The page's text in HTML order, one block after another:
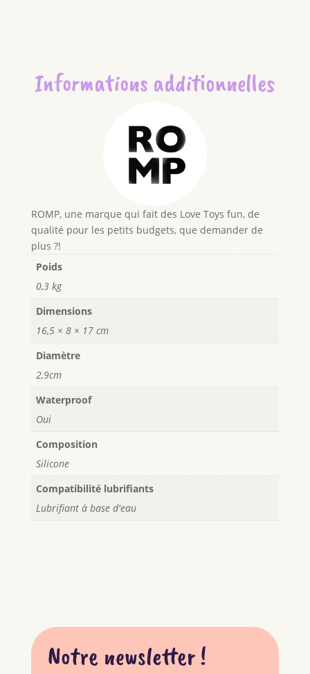
Informations additionnelles
ROMP, une marque qui fait des Love Toys fun, de
qualité pour les petits budgets, que demander de
plus ?!
Poids
0,3 kg
Dimensions
16,5 × 8 × 17 cm
Diamètre
2,9cm
Waterproof
Oui
Composition
Silicone
Compatibilité lubrifiants
Lubrifiant à base d'eau
Notre newsletter !